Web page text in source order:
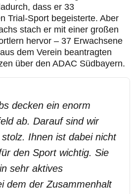
dass er 33
Trial-Sport begeisterte. Aber
stach er mit einer großen
hervor – 37 Erwachsene
dem Verein beantragten
über den ADAC Südbayern.
decken ein enorm
ab. Darauf sind wir
Ihnen ist dabei nicht
den Sport wichtig. Sie
sehr aktives
dem der Zusammenhalt